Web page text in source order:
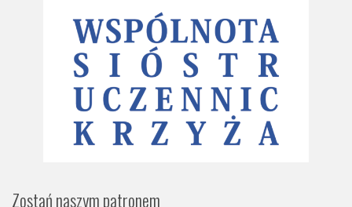
Zostań naszym patronem